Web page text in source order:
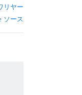
リヤー
ソース